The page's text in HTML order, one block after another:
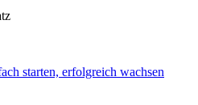
starten, erfolgreich wachsen